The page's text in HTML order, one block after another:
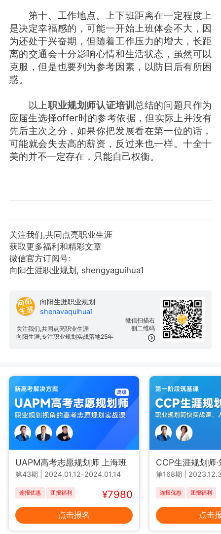
第十、工作地点。上下班距离在一定程度上
是决定幸福感的，可能一开始上班体会不大，因
为还处于兴奋期，但随着工作压力的增大，长距
离的交通会十分影响心情和生活状态，虽然可以
克服，但是也要列为参考因素，以防日后有所困
惑。
以上职业规划师认证培训 总结的问题只作为
应届生选择offer时的参考依据，但实际上并没有
先后主次之分，如果你把发展看在第一位的话，
可能就会失去高的薪资，反过来也一样。十全十
美的并不一定存在，只能自己权衡。
关注我们,共同点亮职业生涯
获取更多福利和精彩文章
微信官方订阅号:
向阳生涯职业规划, shengyaguihua1
微信扫描右
侧二维码
向阳生涯职业规划
shenavaquihua1
关注我们,共同点亮职业生涯
向阳生涯,专注职业规划实战落地25年
UAPM高考志愿规划师 上海班
第43期 2024.01.12-2024.01.14
连报优惠 团报福利 ¥7980
点击报名
CCP生涯规划师
第168期
连报优惠 团报福利
点击